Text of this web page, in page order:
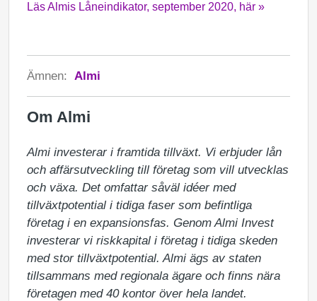
Läs Almis Låneindikator, september 2020, här »
Ämnen: Almi
Om Almi
Almi investerar i framtida tillväxt. Vi erbjuder lån
och affärsutveckling till företag som vill utvecklas
och växa. Det omfattar såväl idéer med
tillväxtpotential i tidiga faser som befintliga
företag i en expansionsfas. Genom Almi Invest
investerar vi riskkapital i företag i tidiga skeden
med stor tillväxtpotential. Almi ägs av staten
tillsammans med regionala ägare och finns nära
företagen med 40 kontor över hela landet.